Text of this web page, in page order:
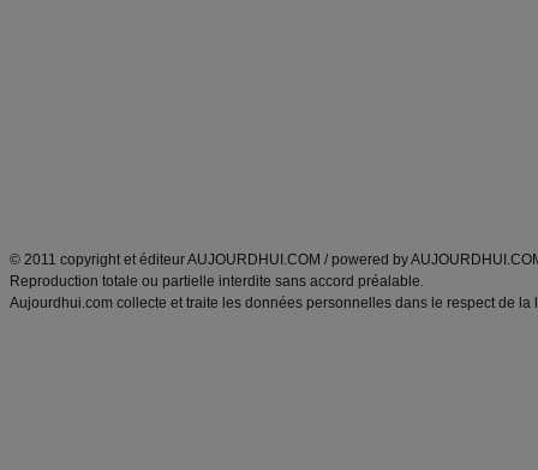
© 2011 copyright et éditeur AUJOURDHUI.COM / powered by
Reproduction totale ou partielle interdite sans accord préalable.
Aujourdhui.com collecte et traite les données personnelles dans le respect de